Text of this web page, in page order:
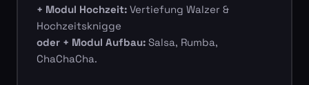
+ Modul Hochzeit:Vertiefung Walzer &
Hochzeitsknigge
oder + Modul Aufbau:Salsa, Rumba,
ChaChaCha.